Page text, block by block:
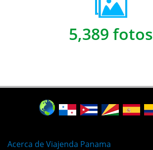
5,389 fotos
Acerca de Viajenda Panama